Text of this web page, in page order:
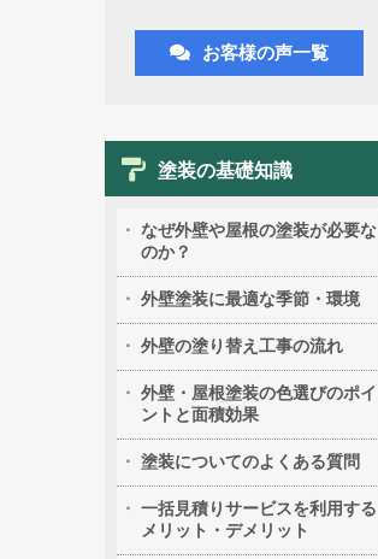
お客様の声一覧
塗装の基礎知識
なぜ外壁や屋根の塗装が必要な
のか？
外壁塗装に最適な季節・環境
外壁の塗り替え工事の流れ
外壁・屋根塗装の色選びのポイ
ントと面積効果
塗装についてのよくある質問
一括見積りサービスを利用する
メリット・デメリット